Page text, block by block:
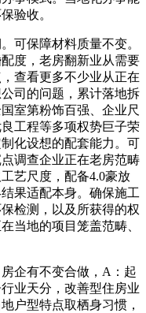
验收。
保障材料质量不变。
度，老房翻新业从需要
查看更多不少业从正在
司的问题，累计落地拆
室第粉饰百强、企业尺
工程等多项权势巨子荣
化设想的配套能力。可
调查企业正在老房范畴
艺尺度，配备4.0豪放
果适配本身。确保施工
检测，以及所获得的权
当地的项目笼盖范畴、
企有不变合做，A：起
业天分，改善型住房业
户型特点取栖身习惯，